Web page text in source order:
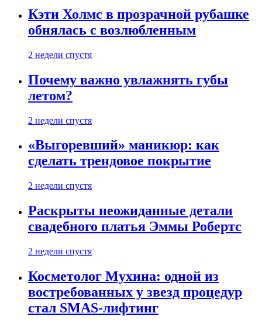
Кэти Холмс в прозрачной рубашке
обнялась с возлюбленным
2 недели спустя
Почему важно увлажнять губы
летом?
2 недели спустя
«Выгоревший» маникюр: как
сделать трендовое покрытие
2 недели спустя
Раскрыты неожиданные детали
свадебного платья Эммы Робертс
2 недели спустя
Косметолог Мухина: одной из
востребованных у звезд процедур
стал SMAS-лифтинг